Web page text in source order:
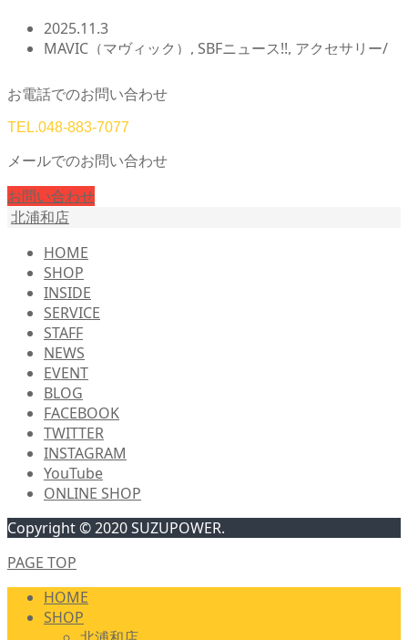
2025.11.3
MAVIC（マヴィック） , SBFニュース!!, アクセサリー/
お電話でのお問い合わせ
TEL.048-883-7077
メールでのお問い合わせ
お問い合わせ
北浦和店
HOME
SHOP
INSIDE
SERVICE
STAFF
NEWS
EVENT
BLOG
FACEBOOK
TWITTER
INSTAGRAM
YouTube
ONLINE SHOP
Copyright © 2020 SUZUPOWER.
PAGE TOP
HOME
SHOP